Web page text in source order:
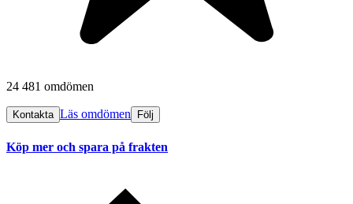
24 481 omdömen
Kontakta Läs omdömen Följ
Köp mer och spara på frakten